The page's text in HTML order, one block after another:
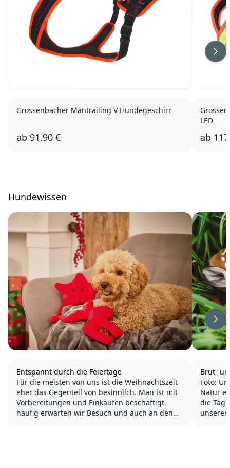
Grossenbacher Mantrailing V Hundegeschirr
ab 91,90 €
LED
ab
Hundewissen
Entspannt durch die Feiertage
Für die meisten von uns ist die Weihnachtszeit
eher das Gegenteil von besinnlich. Man ist mit
Vorbereitungen und Einkäufen beschäftigt,
häufig erwarten wir Besuch und auch an den
Brut-
Foto:
Natur
die